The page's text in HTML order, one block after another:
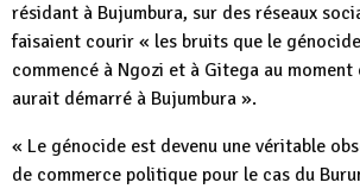
résidant à Bujumbura, sur des réseaux
faisaient courir « les bruits que le
commencé à Ngozi et à Gitega au moment
aurait démarré à Bujumbura ».
« Le génocide est devenu une véritable
de commerce politique pour le cas du